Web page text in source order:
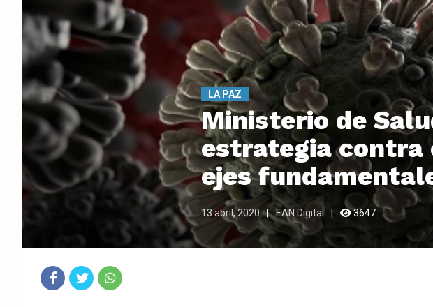
LA PAZ
Ministerio de
estrategia contra
ejes
13 abril, 2020 EAN Digital 3647